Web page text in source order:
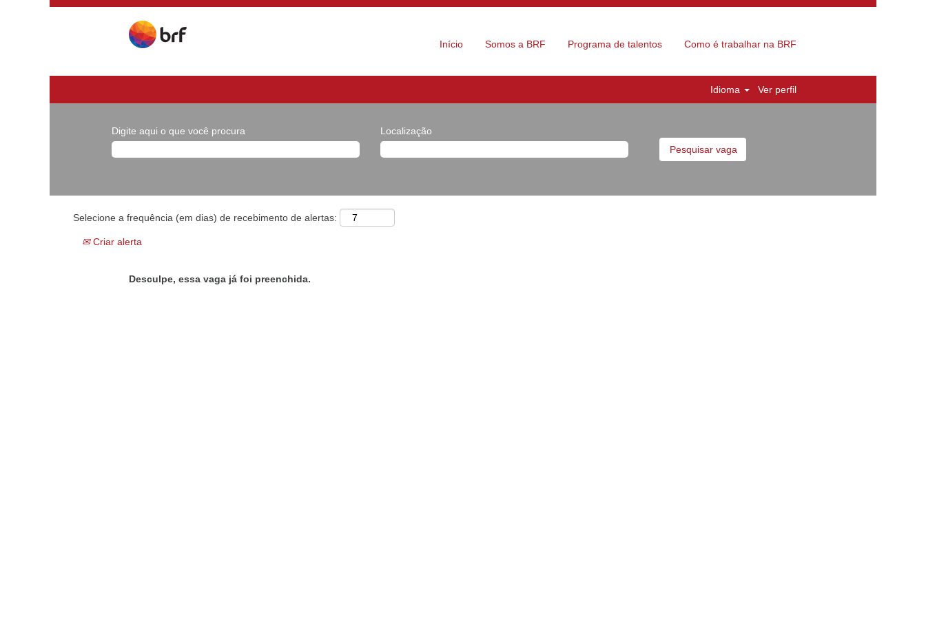
Início Somos a BRF Programa de talentos Como é trabalhar na BRF
Idioma Ver perfil
Digite aqui o que você procura Localização
Selecione a frequência (em dias) de recebimento de alertas:
Criar alerta
Desculpe, essa vaga já foi preenchida.